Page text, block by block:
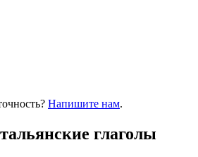
Напишите нам.
глаголы